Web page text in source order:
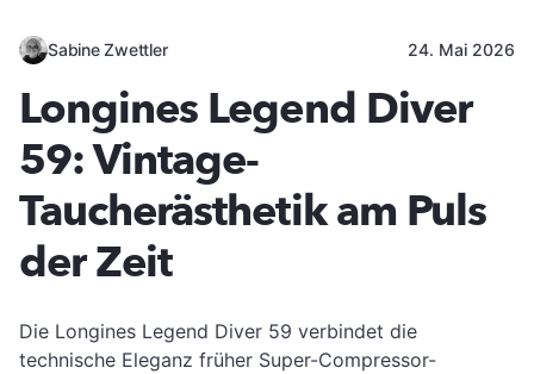
Sabine Zwettler 24. Mai 2026
Longines Legend Diver
59: Vintage-
Taucherästhetik am Puls
der Zeit
Die Longines Legend Diver 59 verbindet die
technische Eleganz früher Super-Compressor-